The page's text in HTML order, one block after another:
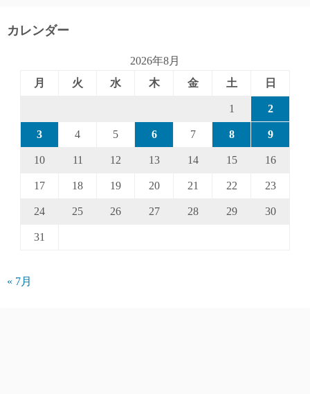
カレンダー
2026年8月
月
火 水 木 金 土 日
1 2
3 4 5 6 7 8 9
10 11 12 13 14 15 16
17 18 19 20 21 22 23
24 25 26 27 28 29 30
31
« 7月